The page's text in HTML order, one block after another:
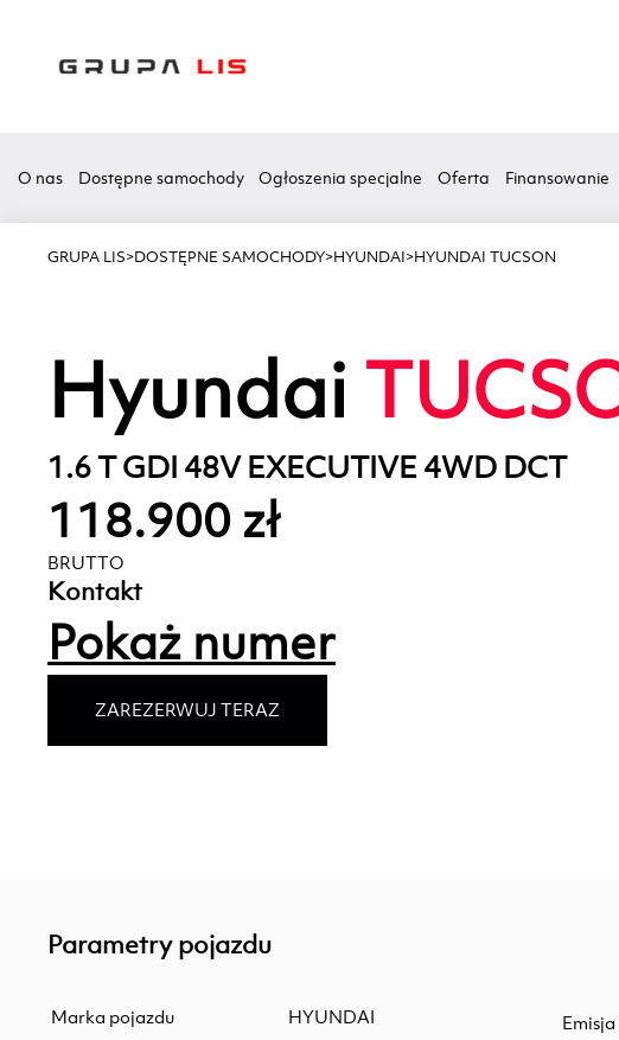
O nas Dostępne samochody Ogłoszenia specjalne Oferta Finansowanie
GRUPA LIS>DOSTĘPNE SAMOCHODY>HYUNDAI>HYUNDAI TUCSON
Hyundai
1.6 T GDI 48V EXECUTIVE 4WD DCT
118.900 zł
BRUTTO
Kontakt
Pokaż numer
ZAREZERWUJ TERAZ
Parametry pojazdu
Marka pojazdu
HYUNDAI